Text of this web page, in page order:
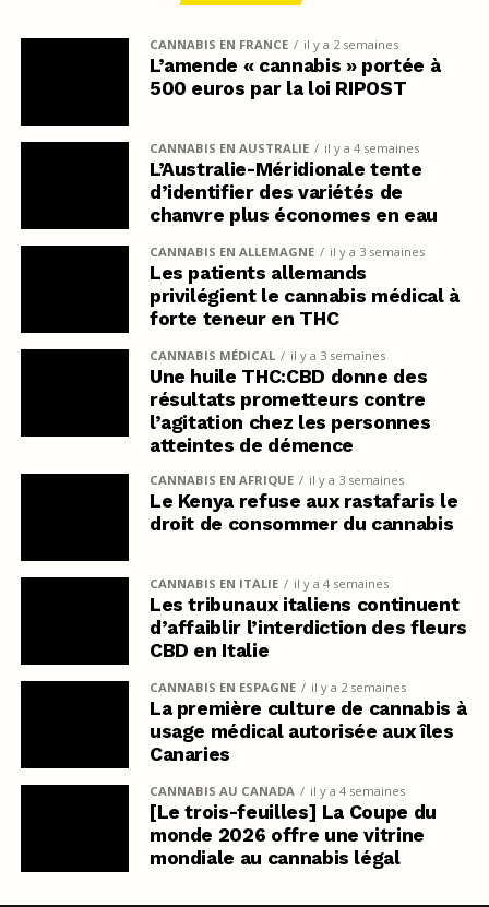
CANNABIS EN FRANCE il y a 2 semaines
L’amende « cannabis » portée à
500 euros par la loi RIPOST
CANNABIS EN AUSTRALIE il y a 4 semaines
L’Australie-Méridionale tente
d’identifier des variétés de
chanvre plus économes en eau
CANNABIS EN ALLEMAGNE il y a 3 semaines
Les patients allemands
privilégient le cannabis médical à
forte teneur en THC
CANNABIS MÉDICAL il y a 3 semaines
Une huile THC:CBD donne des
résultats prometteurs contre
l’agitation chez les personnes
atteintes de démence
CANNABIS EN AFRIQUE il y a 3 semaines
Le Kenya refuse aux rastafaris le
droit de consommer du cannabis
CANNABIS EN ITALIE il y a 4 semaines
Les tribunaux italiens continuent
d’affaiblir l’interdiction des fleurs
CBD en Italie
CANNABIS EN ESPAGNE il y a 2 semaines
La première culture de cannabis à
usage médical autorisée aux îles
Canaries
CANNABIS AU CANADA il y a 4 semaines
[Le trois-feuilles] La Coupe du
monde 2026 offre une vitrine
mondiale au cannabis légal